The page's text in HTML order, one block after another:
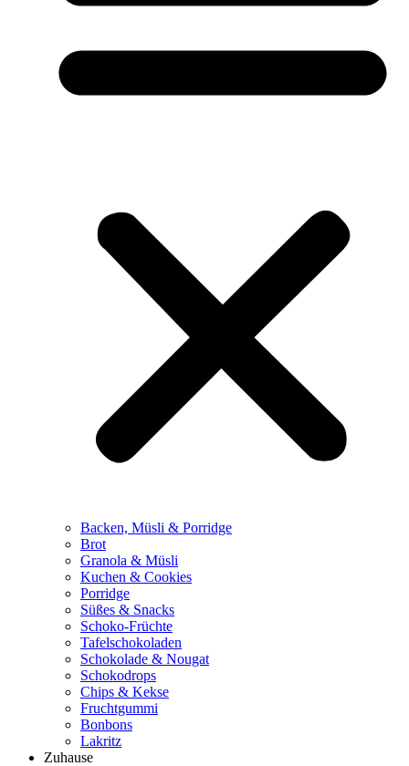
Backen, Müsli & Porridge
Brot
Granola & Müsli
Kuchen & Cookies
Porridge
Süßes & Snacks
Schoko-Früchte
Tafelschokoladen
Schokolade & Nougat
Schokodrops
Chips & Kekse
Fruchtgummi
Bonbons
Lakritz
Zuhause